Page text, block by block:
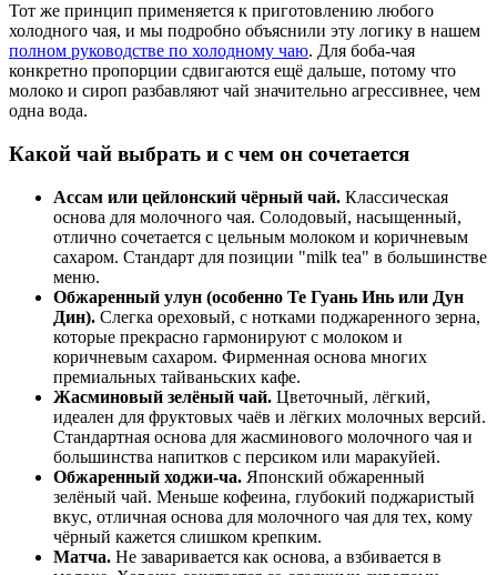
Тот же принцип применяется к приготовлению любого
холодного чая, и мы подробно объяснили эту логику в нашем
полном руководстве по холодному чаю. Для боба-чая
конкретно пропорции сдвигаются ещё дальше, потому что
молоко и сироп разбавляют чай значительно агрессивнее, чем
одна вода.
Какой чай выбрать и с чем он сочетается
Ассам или цейлонский чёрный чай. Классическая
основа для молочного чая. Солодовый, насыщенный,
отлично сочетается с цельным молоком и коричневым
сахаром. Стандарт для позиции "milk tea" в большинстве
меню.
Обжаренный улун (особенно Те Гуань Инь или Дун
Дин). Слегка ореховый, с нотками поджаренного зерна,
которые прекрасно гармонируют с молоком и
коричневым сахаром. Фирменная основа многих
премиальных тайваньских кафе.
Жасминовый зелёный чай. Цветочный, лёгкий,
идеален для фруктовых чаёв и лёгких молочных версий.
Стандартная основа для жасминового молочного чая и
большинства напитков с персиком или маракуйей.
Обжаренный ходжи-ча. Японский обжаренный
зелёный чай. Меньше кофеина, глубокий поджаристый
вкус, отличная основа для молочного чая для тех, кому
чёрный кажется слишком крепким.
Матча. Не заваривается как основа, а взбивается в